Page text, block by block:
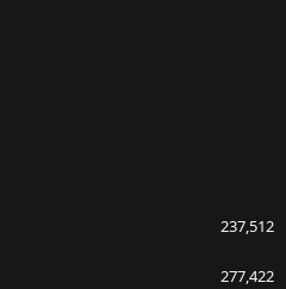
237,512
277,422